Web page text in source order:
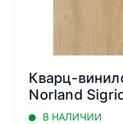
Кварц-
Norland
В НАЛИЧИИ